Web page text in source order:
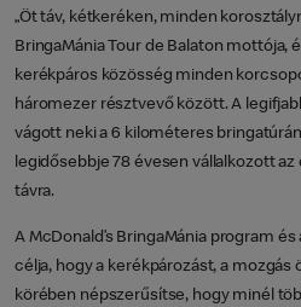
„Öt táv, kétkeréken, minden
BringaMánia Tour de Balaton mottója,
kerékpáros közösség minden
háromezer résztvevő között. A
vágott neki a 6 kilométeres
legidősebbje 78 évesen vállalkozott
távra.
A McDonald’s BringaMánia program
célja, hogy a kerékpározást, a
körében népszerűsítse, hogy minél